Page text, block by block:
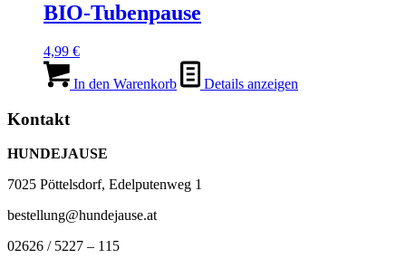
BIO-Tubenpause
4,99 €
In den Warenkorb Details anzeigen
Kontakt
HUNDEJAUSE
7025 Pöttelsdorf, Edelputenweg 1
bestellung@hundejause.at
02626 / 5227 – 115